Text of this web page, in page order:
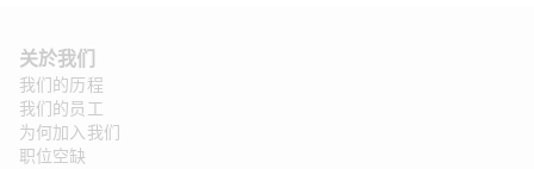
关於我们
我们的历程
我们的员工
为何加入我们
职位空缺